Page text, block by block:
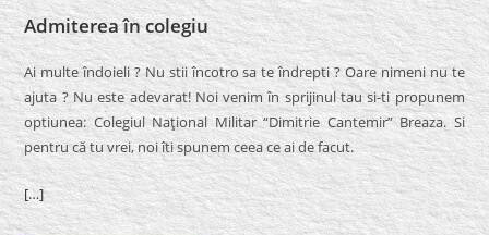
Admiterea în colegiu
Ai multe îndoieli ? Nu stii încotro sa te îndrepti ? Oare nimeni nu te
ajuta ? Nu este adevarat! Noi venim în sprijinul tau si-ti propunem
optiunea: Colegiul Naţional Militar “Dimitrie Cantemir” Breaza. Si
pentru că tu vrei, noi îti spunem ceea ce ai de facut.
[…]